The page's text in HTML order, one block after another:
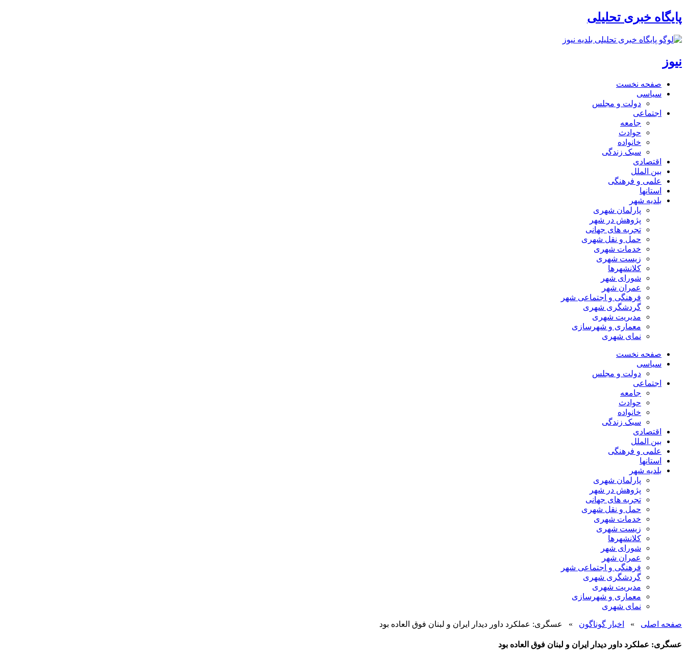
پایگاه خبری تحلیلی
نیوز
صفحه نخست
سیاسی
دولت و مجلس
اجتماعی
جامعه
حوادث
خانواده
سبک زندگی
اقتصادی
بین الملل
علمی و فرهنگی
استانها
بلدیه شهر
پارلمان شهری
پژوهش در شهر
تجربه های جهانی
حمل و نقل شهری
خدمات شهری
زیست شهری
کلانشهرها
شورای شهر
عمران شهر
فرهنگی و اجتماعی شهر
گردشگری شهری
مدیریت شهری
معماری و شهرسازی
نمای شهری
صفحه نخست
سیاسی
دولت و مجلس
اجتماعی
جامعه
حوادث
خانواده
سبک زندگی
اقتصادی
بین الملل
علمی و فرهنگی
استانها
بلدیه شهر
پارلمان شهری
پژوهش در شهر
تجربه های جهانی
حمل و نقل شهری
خدمات شهری
زیست شهری
کلانشهرها
شورای شهر
عمران شهر
فرهنگی و اجتماعی شهر
گردشگری شهری
مدیریت شهری
معماری و شهرسازی
نمای شهری
صفحه اصلی » اخبار گوناگون » عسگری: عملکرد داور دیدار ایران و لبنان فوق العاده بود
عسگری: عملکرد داور دیدار ایران و لبنان فوق العاده بود